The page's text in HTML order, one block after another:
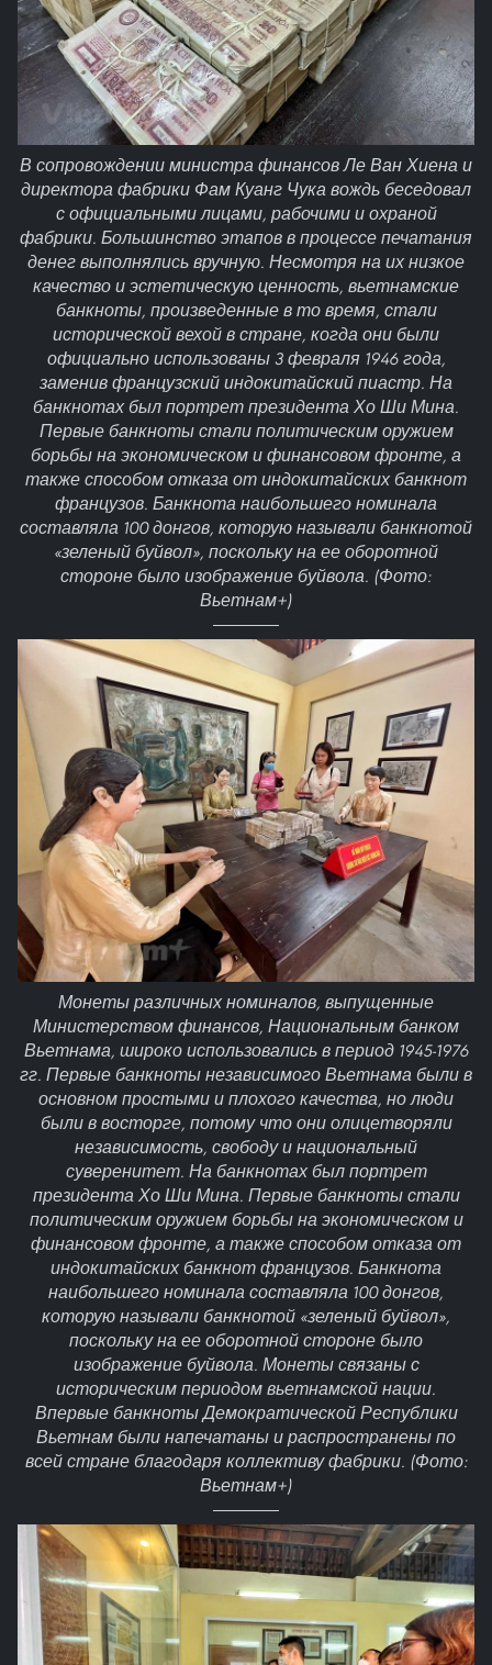
В сопровождении министра финансов Ле Ван Хиена и
директора фабрики Фам Куанг Чука вождь беседовал
с официальными лицами, рабочими и охраной
фабрики. Большинство этапов в процессе печатания
денег выполнялись вручную. Несмотря на их низкое
качество и эстетическую ценность, вьетнамские
банкноты, произведенные в то время, стали
исторической вехой в стране, когда они были
официально использованы 3 февраля 1946 года,
заменив французский индокитайский пиастр. На
банкнотах был портрет президента Хо Ши Мина.
Первые банкноты стали политическим оружием
борьбы на экономическом и финансовом фронте, а
также способом отказа от индокитайских банкнот
французов. Банкнота наибольшего номинала
составляла 100 донгов, которую называли банкнотой
«зеленый буйвол», поскольку на ее оборотной
стороне было изображение буйвола. (Фото:
Вьетнам+)
Монеты различных номиналов, выпущенные
Министерством финансов, Национальным банком
Вьетнама, широко использовались в период 1945-1976
гг. Первые банкноты независимого Вьетнама были в
основном простыми и плохого качества, но люди
были в восторге, потому что они олицетворяли
независимость, свободу и национальный
суверенитет. На банкнотах был портрет
президента Хо Ши Мина. Первые банкноты стали
политическим оружием борьбы на экономическом и
финансовом фронте, а также способом отказа от
индокитайских банкнот французов. Банкнота
наибольшего номинала составляла 100 донгов,
которую называли банкнотой «зеленый буйвол»,
поскольку на ее оборотной стороне было
изображение буйвола. Монеты связаны с
историческим периодом вьетнамской нации.
Впервые банкноты Демократической Республики
Вьетнам были напечатаны и распространены по
всей стране благодаря коллективу фабрики. (Фото:
Вьетнам+)